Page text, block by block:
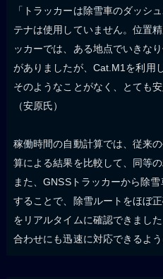
「トラッカーは除雪車のダッシ
テナは使用していません。位置
ッカーでは、ある地点でいきな
がありましたが、Cat.M1を利用
そのようなことがなく、とても
（安原氏）
稼働時間の自動計算では、従来
算による結果を比較して、同等
また、GNSSトラッカーから除
することで、除雪ルートをほぼ
をリアルタイムに確認できまし
合わせにも迅速に対応できるよう